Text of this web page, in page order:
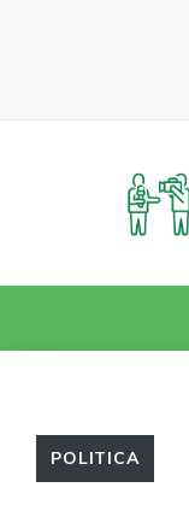
POLITICA